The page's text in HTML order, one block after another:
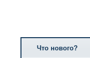
Что нового?